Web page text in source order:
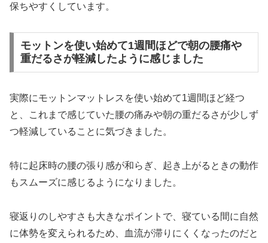
保ちやすくしています。
モットンを使い始めて1週間ほどで朝の腰痛や
重だるさが軽減したように感じました
実際にモットンマットレスを使い始めて1週間ほど経つ
と、これまで感じていた腰の痛みや朝の重だるさが少しず
つ軽減していることに気づきました。
特に起床時の腰の張り感が和らぎ、起き上がるときの動作
もスムーズに感じるようになりました。
寝返りのしやすさも大きなポイントで、寝ている間に自然
に体勢を変えられるため、血流が滞りにくくなったのだと